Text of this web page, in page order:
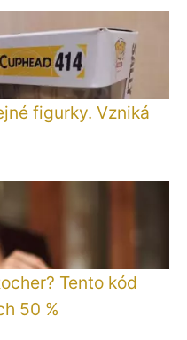
figurky. Vzniká
Tento kód
50 %